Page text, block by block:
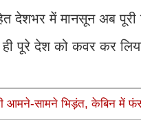
देशभर में मानसून अब पूरी
पूरे देश को कवर कर
सामने भिड़ंत, केबिन में